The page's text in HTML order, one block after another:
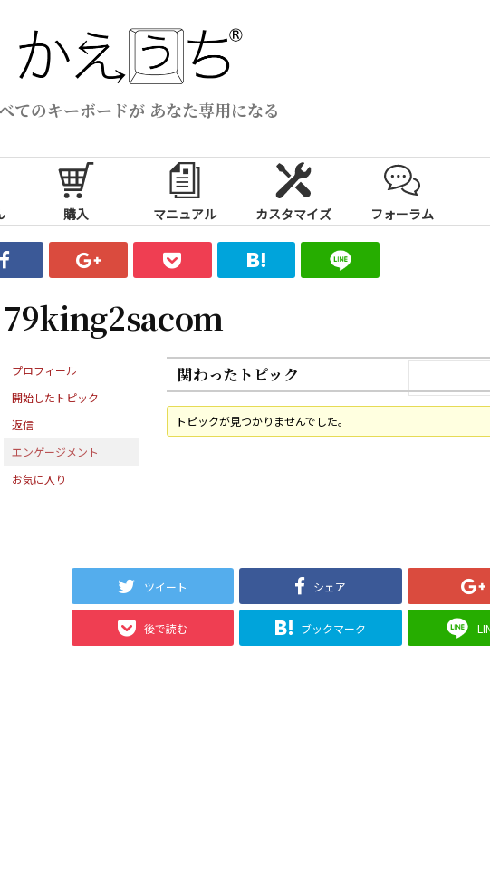
てのキーボードが あなた専用になる
購入 マニュアル カスタマイズ フォーラム
79king2sacom
プロフィール
開始したトピック
返信
エンゲージメント
お気に入り
関わったトピック
トピックが見つかりませんでした。
ツイート シェア
後で読む ブックマーク